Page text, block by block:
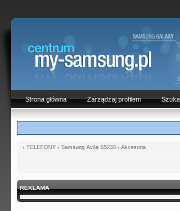
Strona główna Zarządzaj profilem
‹ TELEFONY ‹ Samsung Avila S5230 ‹ Akcesoria
REKLAMA